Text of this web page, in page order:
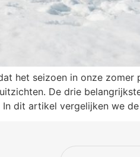
het seizoen in onze
De drie
dit artikel vergelijken we